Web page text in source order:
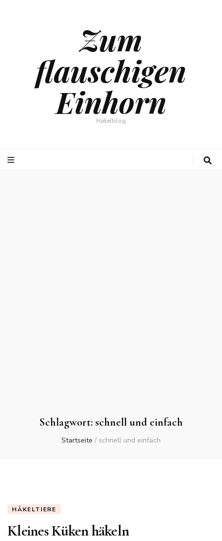
Zum
flauschigen
Einhorn
Häkelblog
Schlagwort: schnell und einfach
Startseite / schnell und einfach
HÄKELTIERE
Kleines Küken häkeln